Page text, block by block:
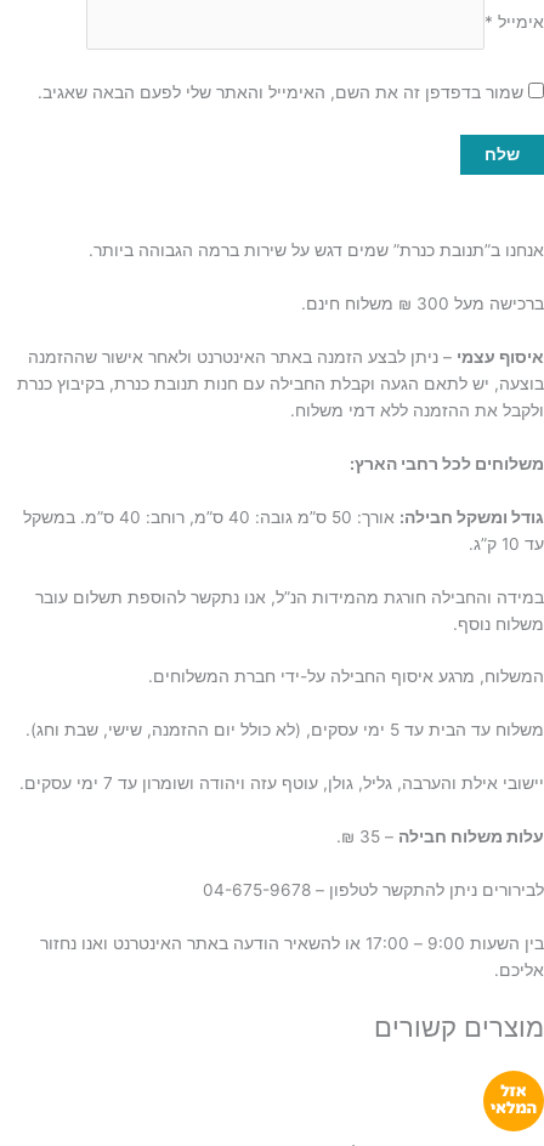
אימייל *
שמור בדפדפן זה את השם, האימייל והאתר שלי לפעם הבאה שאגיב.
אנחנו ב”תנובת כנרת” שמים דגש על שירות ברמה הגבוהה ביותר.
ברכישה מעל 300 ₪ משלוח חינם.
איסוף עצמי – ניתן לבצע הזמנה באתר האינטרנט ולאחר אישור שההזמנה
בוצעה, יש לתאם הגעה וקבלת החבילה עם חנות תנובת כנרת, בקיבוץ כנרת
ולקבל את ההזמנה ללא דמי משלוח.
משלוחים לכל רחבי הארץ:
גודל ומשקל חבילה:
אורך: 50 ס”מ גובה: 40 ס”מ, רוחב: 40 ס”מ. במשקל
עד 10 ק”ג.
במידה והחבילה חורגת מהמידות הנ”ל, אנו נתקשר להוספת תשלום עובר
משלוח נוסף.
המשלוח, מרגע איסוף החבילה על-ידי חברת המשלוחים.
משלוח עד הבית עד 5 ימי עסקים, (לא כולל יום ההזמנה, שישי, שבת וחג).
יישובי אילת והערבה, גליל, גולן, עוטף עזה ויהודה ושומרון עד 7 ימי עסקים.
עלות משלוח חבילה – 35 ₪.
לבירורים ניתן להתקשר לטלפון – 04-675-9678
בין השעות 9:00 – 17:00 או להשאיר הודעה באתר האינטרנט ואנו נחזור
אליכם.
מוצרים קשורים